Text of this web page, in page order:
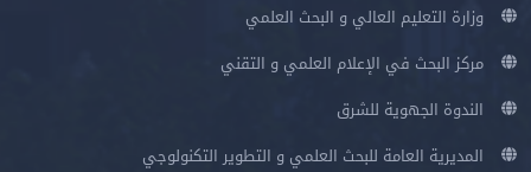
وزارة التعليم العالي و البحث العلمي
مركز البحث في الإعلام العلمي و التقني
الندوة الجهوية للشرق
المديرية العامة للبحث العلمي و التطوير التكنولوجي